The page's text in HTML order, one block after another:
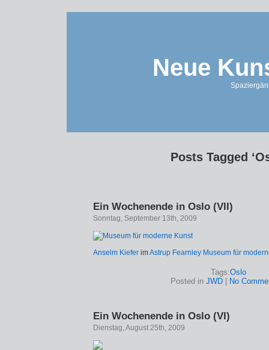
Neue
Posts Tagged
Ein Wochenende in Oslo (VII)
Sonntag, September 13th, 2009
Anselm Kiefer imAstrup Fearnley Museum für
Tags:Oslo
Posted in JWD No
Ein Wochenende in Oslo (VI)
Dienstag, August 25th, 2009